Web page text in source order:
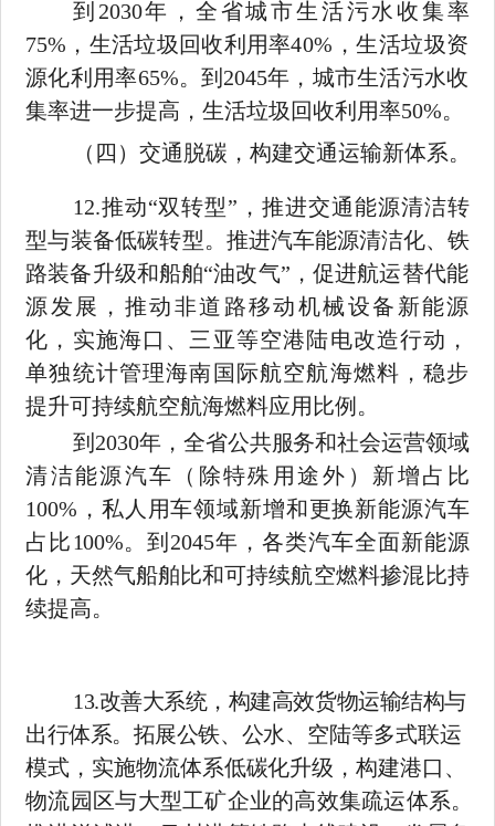
到 2030年，全省城市生活污水收集率
75% ，生活垃圾回收利用率40% ，生活垃圾资
源化利用率65%。到 2045年，城市生活污水收
集率进一步提高，生活垃圾回收利用率50%。
（四）交通脱碳，构建交通运输新体系。
12.推动“双转型”，推进交通能源清洁转
型与装备低碳转型。推进汽车能源清洁化、铁
路装备升级和船舶“油改气”，促进航运替代能
源发展，推动非道路移动机械设备新能源
化，实施海口、三亚等空港陆电改造行动，
单独统计管理海南国际航空航海燃料，稳步
提升可持续航空航海燃料应用比例。
到 2030年，全省公共服务和社会运营领域
清洁能源汽车（除特殊用途外）新增占比
100% ，私人用车领域新增和更换新能源汽车
占比100%。到 2045年，各类汽车全面新能源
化，天然气船舶比和可持续航空燃料掺混比持
续提高。
13.改善大系统，构建高效货物运输结构与
出行体系。拓展公铁、 公水、空陆等多式联运
模式，实施物流体系低碳化升级，构建港口、
物流园区与大型工矿企业的高效集疏运体系。